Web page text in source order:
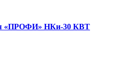
«ПРОФИ» НКи-30 КВТ